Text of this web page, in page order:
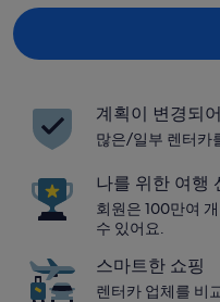
계획이 변경되
많은/일부 렌터카
나를 위한 여행
회원은 100만여
수 있어요.
스마트한 쇼핑
렌터카 업체를 비